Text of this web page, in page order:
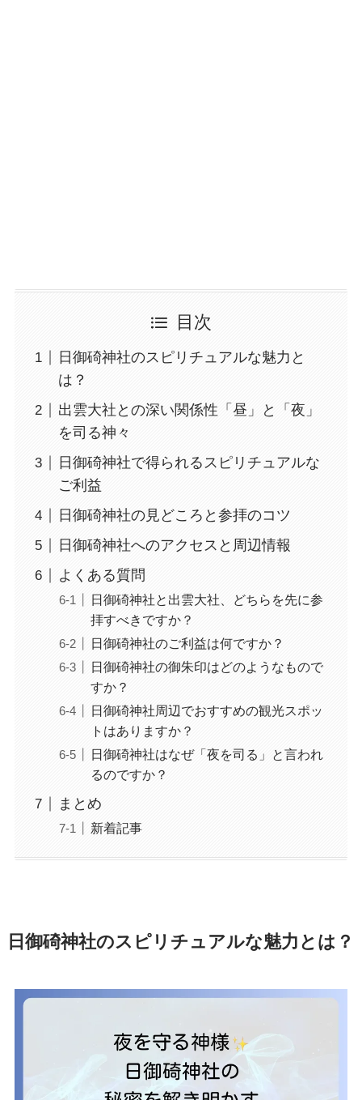
目次
日御碕神社のスピリチュアルな魅力と
は？
出雲大社との深い関係性「昼」と「夜」
を司る神々
日御碕神社で得られるスピリチュアルな
ご利益
日御碕神社の見どころと参拝のコツ
日御碕神社へのアクセスと周辺情報
よくある質問
日御碕神社と出雲大社、どちらを先に参
拝すべきですか？
日御碕神社のご利益は何ですか？
日御碕神社の御朱印はどのようなもので
すか？
日御碕神社周辺でおすすめの観光スポッ
トはありますか？
日御碕神社はなぜ「夜を司る」と言われ
るのですか？
まとめ
新着記事
日御碕神社のスピリチュアルな魅力とは？